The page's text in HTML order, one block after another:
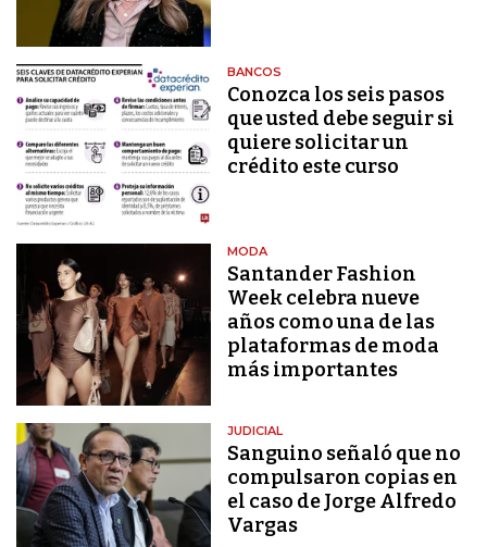
BANCOS
Conozca los seis pasos
que usted debe seguir si
quiere solicitar un
crédito este curso
MODA
Santander Fashion
Week celebra nueve
años como una de las
plataformas de moda
más importantes
JUDICIAL
Sanguino señaló que no
compulsaron copias en
el caso de Jorge Alfredo
Vargas